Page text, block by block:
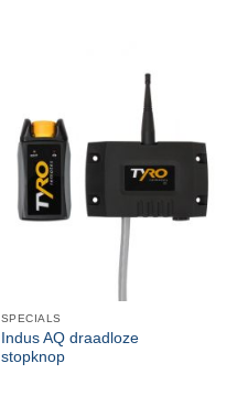
SPECIALS
Indus AQ draadloze
stopknop